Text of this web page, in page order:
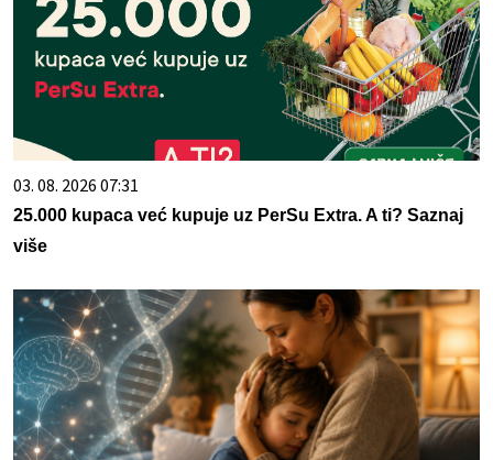
03. 08. 2026 07:31
25.000 kupaca već kupuje uz PerSu Extra. A ti? Saznaj
više